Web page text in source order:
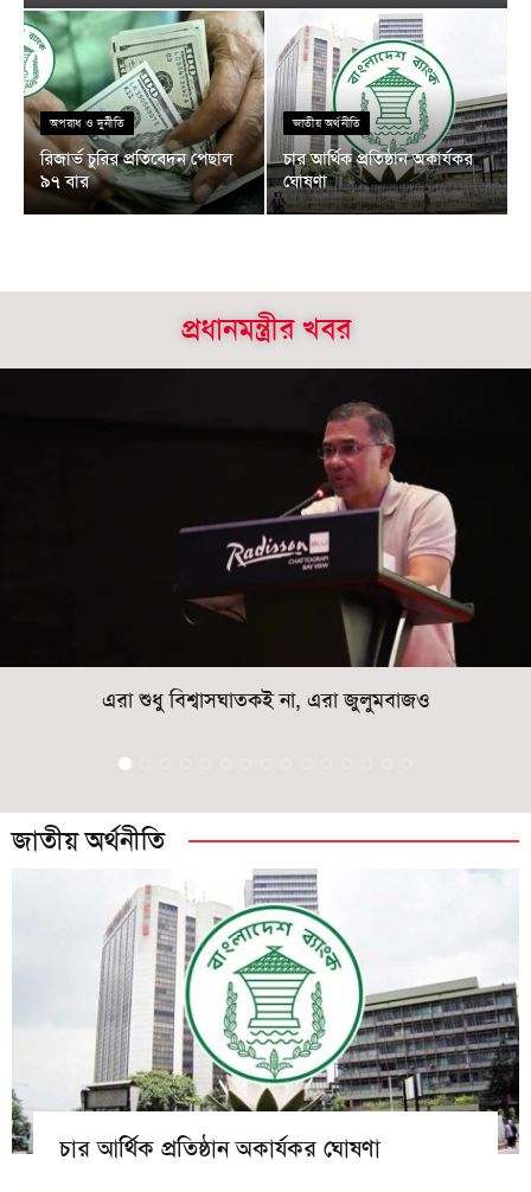
অপরাধ ও দুর্নীতি
রিজার্ভ চুরির প্রতিবেদন পেছাল
৯৭ বার
জাতীয় অর্থনীতি
চার আর্থিক প্রতিষ্ঠান অকার্যকর
ঘোষণা
প্রধানমন্ত্রীর খবর
এরা শুধু বিশ্বাসঘাতকই না, এরা জুলুমবাজও
জাতীয় অর্থনীতি
চার আর্থিক প্রতিষ্ঠান অকার্যকর ঘোষণা